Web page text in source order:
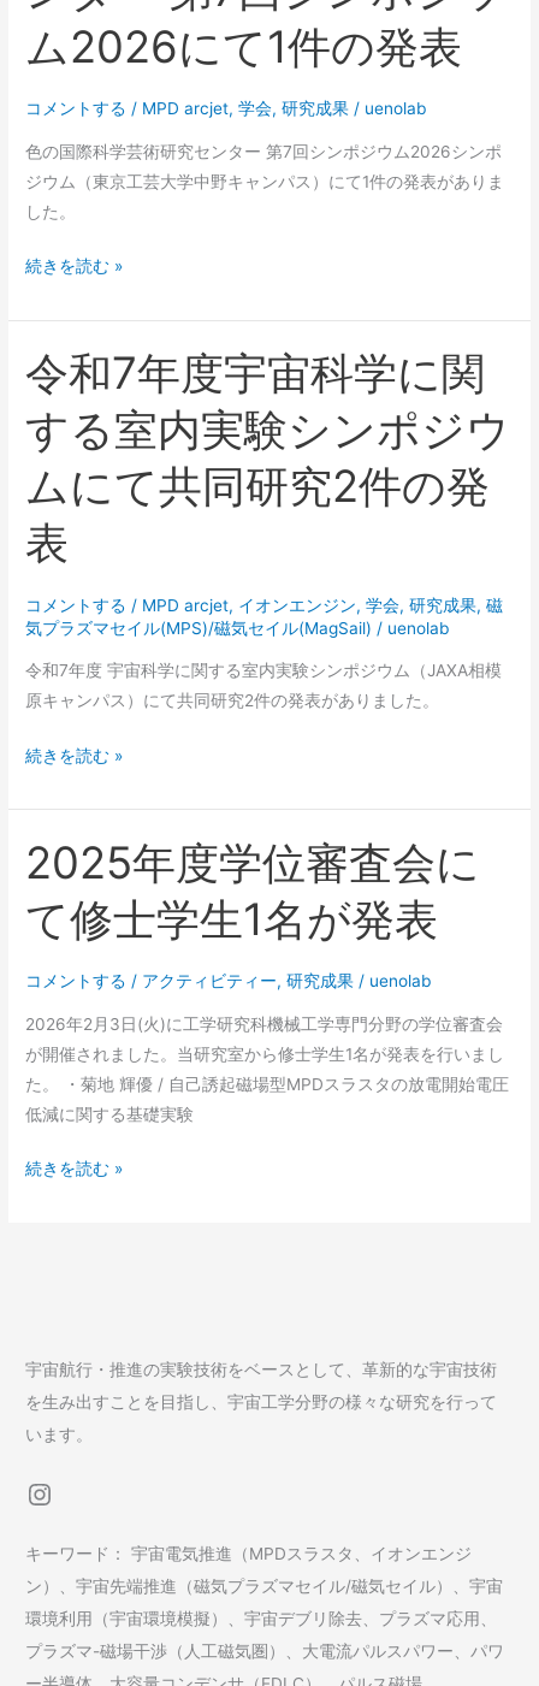
の
MPD
ス
タ
実
験
施
度
MPD#05）
ム2026にて1件の発表
コメントする / MPD arcjet,学会,研究成果 / uenolab
色の国際科学芸術研究センター 第7回シンポジウム2026シンポ
ジウム（東京工芸大学中野キャンパス）にて1件の発表がありま
した。
色
国
科
学
芸
術
研
究
セ
ン
タ
回
ン
ジ
に
て
1
件
の
表
続きを読む »
令和7年度宇宙科学に関
する室内実験シンポジウ
ムにて共同研究2件の発
表
コメントする / MPD arcjet, イオンエンジン,学会,研究成果,磁
気プラズマセイル(MPS)/磁気セイル(MagSail) / uenolab
令和7年度 宇宙科学に関する室内実験シンポジウム（JAXA相模
原キャンパス）にて共同研究2件の発表がありました。
令
7
年
度
宇
に
関
す
る
内
ム
に
共
研
究
2
件
続きを読む »
2025年度学位審査会に
て修士学生1名が発表
コメントする / アクティビティー,研究成果 / uenolab
2026年2月3日(火)に工学研究科機械工学専門分野の学位審査会
が開催されました。当研究室から修士学生1名が発表を行いまし
た。 ・菊地 輝優 / 自己誘起磁場型MPDスラスタの放電開始電圧
低減に関する基礎実験
2025
会
に
て
士
生
1
名
が
発
続きを読む »
宇宙航行・推進の実験技術をベースとして、革新的な宇宙技術
を生み出すことを目指し、宇宙工学分野の様々な研究を行って
います。
Instagram
キーワード： 宇宙電気推進（MPDスラスタ、イオンエンジ
ン）、宇宙先端推進（磁気プラズマセイル/磁気セイル）、宇宙
環境利用（宇宙環境模擬）、宇宙デブリ除去、プラズマ応用、
プラズマ-磁場干渉（人工磁気圏）、大電流パルスパワー、パワ